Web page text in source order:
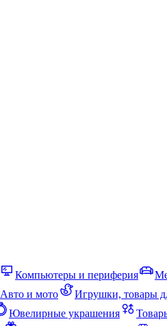
Компьютеры и периферия
Авто и мото Игрушки, товары
Ювелирные украшения